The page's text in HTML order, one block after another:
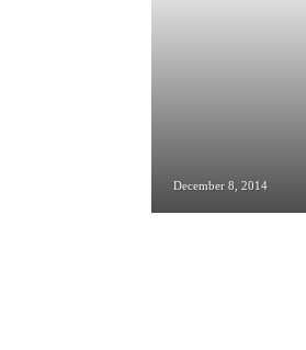
December 8, 2014